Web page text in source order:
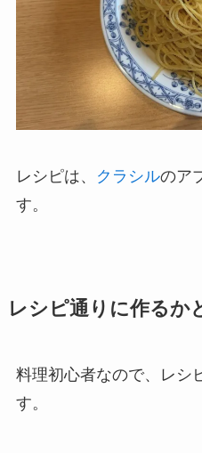
レシピは、 クラシルのア
す。
レシピ通りに作るか
料理初心者なので、レシ
す。